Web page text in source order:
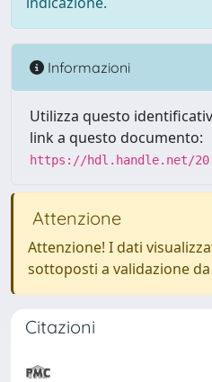
Informazioni
Utilizza questo
link a questo documento:
https://hdl.handle.net/
Attenzione
Attenzione! I dati
sottoposti a validazione
Citazioni